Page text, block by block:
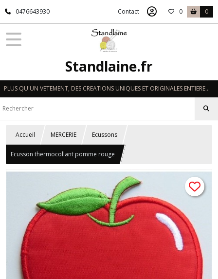
0476643930 Contact 0 0
Standlaine.fr
PLUS QU'UN VETEMENT, DES CREATIONS UNIQUES ET ORIGINALES ENTIEREMENT REALISEES A LA MAIN EN FRANCE
Accueil MERCERIE Ecussons
Ecusson thermocollant pomme rouge